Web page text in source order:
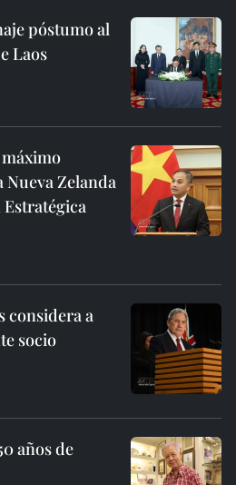
póstumo al
Laos
Zelanda
considera a
socio
años de